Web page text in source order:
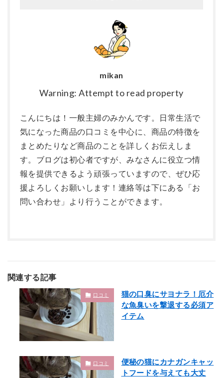
mikan
Warning: Attempt to read property
こんにちは！一般主婦のみかんです。日常生活で
気になった商品の口コミを中心に、商品の特徴を
まとめたりなど商品のことを詳しくお伝えしま
す。ブログは初心者ですが、みなさんに役立つ情
報を提供できるよう頑張っていますので、ぜひ応
援よろしくお願いします！連絡等は下にある「お
問い合わせ」より行うことができます。
関連する記事
口コミ
猫の口臭にサヨナラ！厄介
な魚臭いを撃退する必須ア
イテム
口コミ
便秘の猫にカナガンキャッ
トフードを与えても大丈